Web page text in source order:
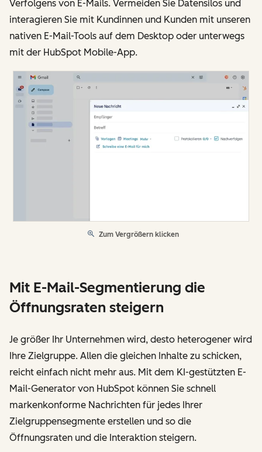
Verfolgens von E-Mails. Vermeiden Sie Datensilos und
interagieren Sie mit Kundinnen und Kunden mit unseren
nativen E-Mail-Tools auf dem Desktop oder unterwegs
mit der HubSpot Mobile-App.
Zum Vergrößern klicken
Mit E-Mail-Segmentierung die
Öffnungsraten steigern
Je größer Ihr Unternehmen wird, desto heterogener wird
Ihre Zielgruppe. Allen die gleichen Inhalte zu schicken,
reicht einfach nicht mehr aus. Mit dem KI-gestützten E-
Mail-Generator von HubSpot können Sie schnell
markenkonforme Nachrichten für jedes Ihrer
Zielgruppensegmente erstellen und so die
Öffnungsraten und die Interaktion steigern.